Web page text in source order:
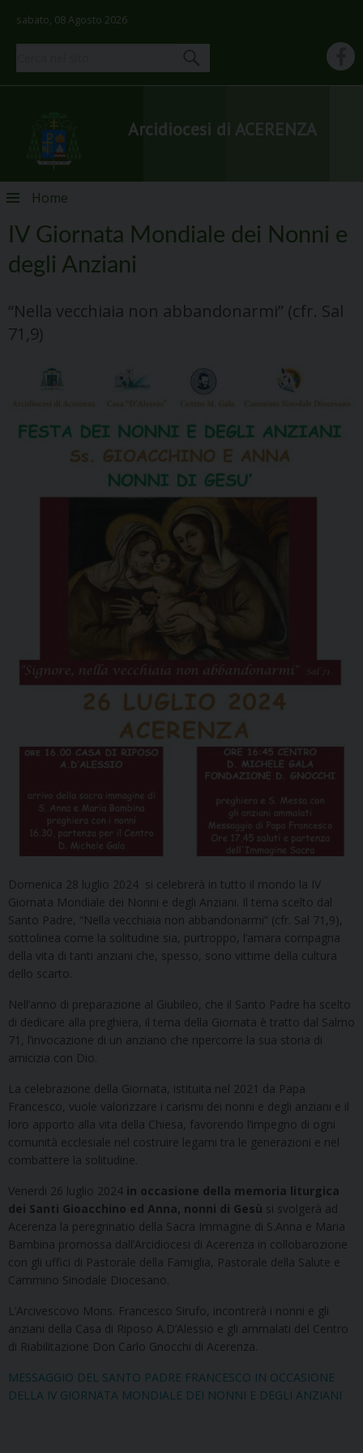
sabato, 08 Agosto 2026
Arcidiocesi di ACERENZA
Skip
content
Home
IV Giornata Mondiale dei Nonni e
degli Anziani
“Nella vecchiaia non abbandonarmi” (cfr. Sal
71,9)
Domenica 28 luglio 2024 si celebrerà in tutto il mondo la IV
Giornata Mondiale dei Nonni e degli Anziani. Il tema scelto dal
Santo Padre, “Nella vecchiaia non abbandonarmi” (cfr. Sal 71,9),
sottolinea come la solitudine sia, purtroppo, l’amara compagna
della vita di tanti anziani che, spesso, sono vittime della cultura
dello scarto.
Nell’anno di preparazione al Giubileo, che il Santo Padre ha scelto
di dedicare alla preghiera, il tema della Giornata è tratto dal Salmo
71, l’invocazione di un anziano che ripercorre la sua storia di
amicizia con Dio.
La celebrazione della Giornata, istituita nel 2021 da Papa
Francesco, vuole valorizzare i carismi dei nonni e degli anziani e il
loro apporto alla vita della Chiesa, favorendo l’impegno di ogni
comunità ecclesiale nel costruire legami tra le generazioni e nel
combattere la solitudine.
Venerdi 26 luglio 2024 in occasione della memoria liturgica
dei Santi Gioacchino ed Anna, nonni di Gesù si svolgerà ad
Acerenza la peregrinatio della Sacra Immagine di S.Anna e Maria
Bambina promossa dall’Arcidiocesi di Acerenza in collobarozione
con gli uffici di Pastorale della Famiglia, Pastorale della Salute e
Cammino Sinodale Diocesano.
L’Arcivescovo Mons. Francesco Sirufo, incontrerà i nonni e gli
anziani della Casa di Riposo A.D’Alessio e gli ammalati del Centro
di Riabilitazione Don Carlo Gnocchi di Acerenza.
MESSAGGIO DEL SANTO PADRE FRANCESCO IN OCCASIONE
DELLA IV GIORNATA MONDIALE DEI NONNI E DEGLI ANZIANI